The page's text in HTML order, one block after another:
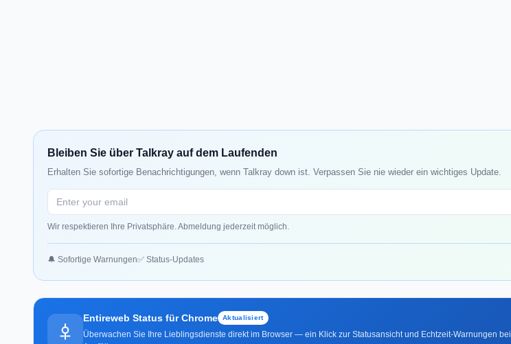
Bleiben Sie über Talkray auf dem Laufenden
Erhalten Sie sofortige Benachrichtigungen, wenn Talkray down ist. Verpassen Sie nie wieder ein wichtiges Update.
Wir respektieren Ihre Privatsphäre. Abmeldung jederzeit möglich.
🔔 Sofortige Warnungen✅ Status-Updates
Entireweb Status für Chrome Aktualisiert
Überwachen Sie Ihre Lieblingsdienste direkt im Browser — ein Klick zur Statusansicht und Echtzeit-Warnungen bei